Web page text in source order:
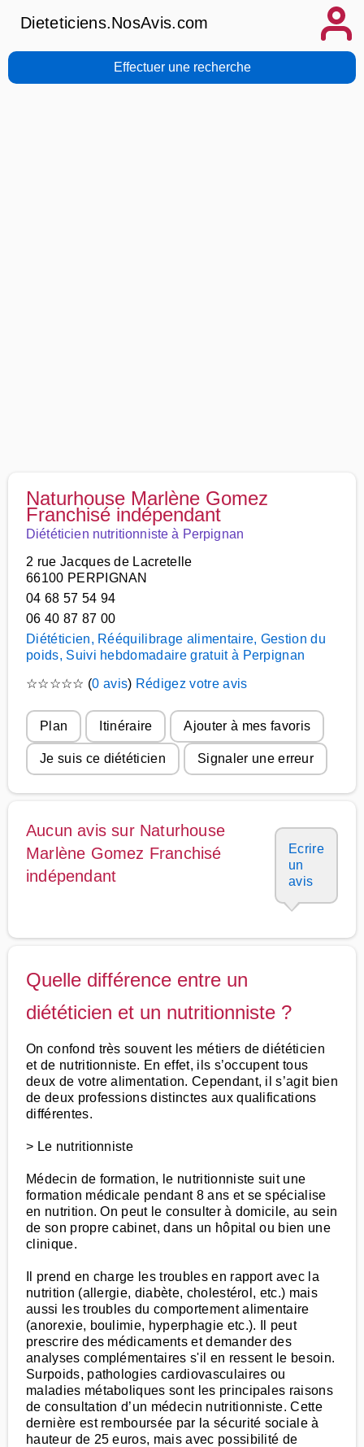
Dieteticiens.NosAvis.com
Effectuer une recherche
Naturhouse Marlène Gomez
Franchisé indépendant
Diététicien nutritionniste à Perpignan
2 rue Jacques de Lacretelle
66100 PERPIGNAN
04 68 57 54 94
06 40 87 87 00
Diététicien, Rééquilibrage alimentaire, Gestion du
poids, Suivi hebdomadaire gratuit à Perpignan
☆☆☆☆☆ (0 avis) Rédigez votre avis
Plan Itinéraire Ajouter à mes favoris
Je suis ce diététicien Signaler une erreur
Aucun avis sur Naturhouse
Marlène Gomez Franchisé
indépendant
Ecrire
un
avis
Quelle différence entre un
diététicien et un nutritionniste ?
On confond très souvent les métiers de diététicien
et de nutritionniste. En effet, ils s’occupent tous
deux de votre alimentation. Cependant, il s’agit bien
de deux professions distinctes aux qualifications
différentes.
> Le nutritionniste
Médecin de formation, le nutritionniste suit une
formation médicale pendant 8 ans et se spécialise
en nutrition. On peut le consulter à domicile, au sein
de son propre cabinet, dans un hôpital ou bien une
clinique.
Il prend en charge les troubles en rapport avec la
nutrition (allergie, diabète, cholestérol, etc.) mais
aussi les troubles du comportement alimentaire
(anorexie, boulimie, hyperphagie etc.). Il peut
prescrire des médicaments et demander des
analyses complémentaires s'il en ressent le besoin.
Surpoids, pathologies cardiovasculaires ou
maladies métaboliques sont les principales raisons
de consultation d’un médecin nutritionniste. Cette
dernière est remboursée par la sécurité sociale à
hauteur de 25 euros, mais avec possibilité de